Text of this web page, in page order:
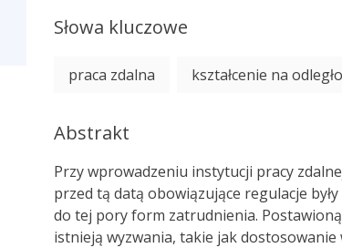
Słowa kluczowe
praca zdalna kształcenie na
Abstrakt
Przy wprowadzeniu instytucji pracy
przed tą datą obowiązujące regulacje
do tej pory form zatrudnienia.
istnieją wyzwania, takie jak dostosowanie